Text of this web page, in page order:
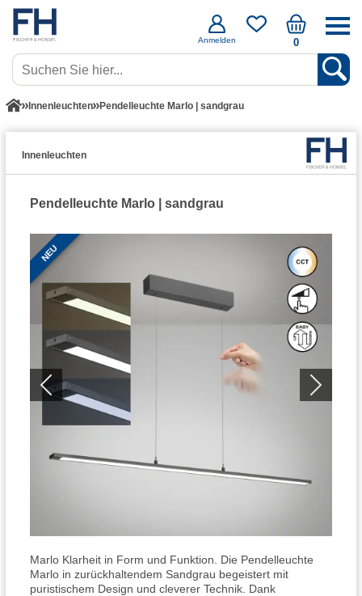
Anmelden 0
Innenleuchten Pendelleuchte Marlo | sandgrau
Innenleuchten
Pendelleuchte Marlo | sandgrau
NEU
Marlo Klarheit in Form und Funktion. Die Pendelleuchte
Marlo in zurückhaltendem Sandgrau begeistert mit
puristischem Design und cleverer Technik. Dank